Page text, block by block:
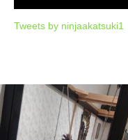
Tweets by ninjaakatsuki1